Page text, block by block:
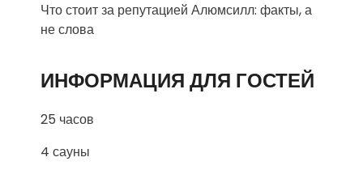
Что стоит за репутацией Алюмсилл: факты, а
не слова
ИНФОРМАЦИЯ ДЛЯ ГОСТЕЙ
25 часов
4 сауны